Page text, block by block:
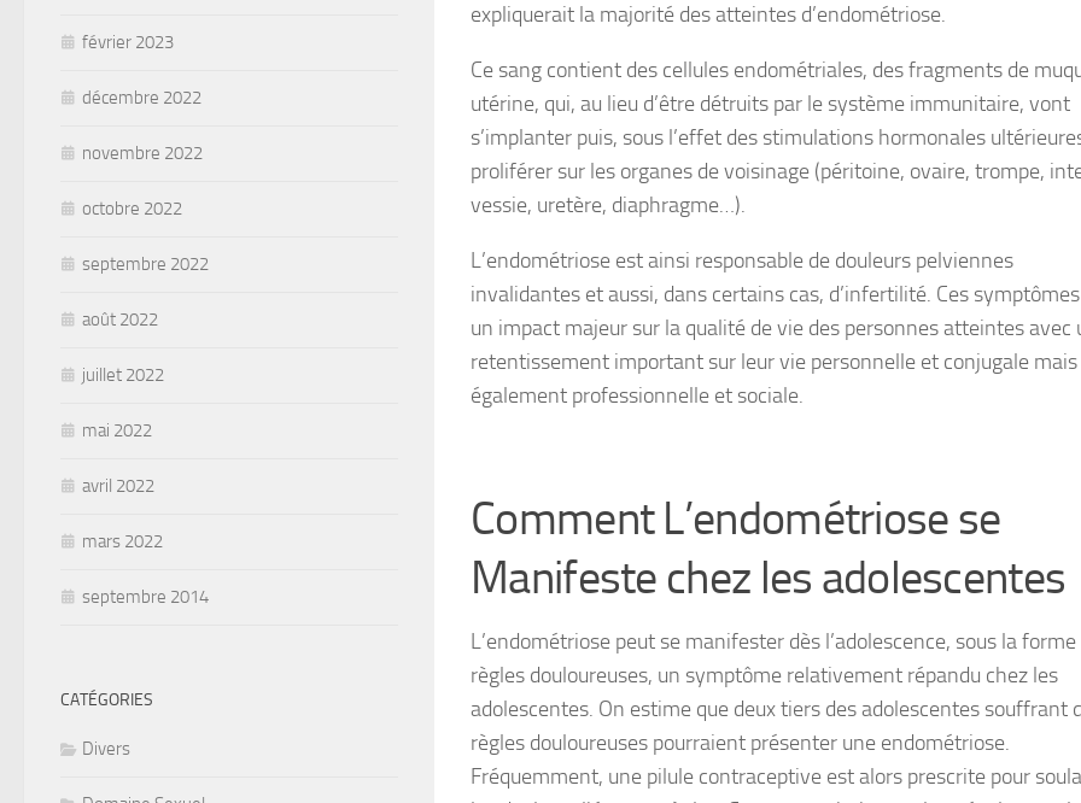
expliquerait la majorité des atteintes d’endométriose.
Ce sang contient des cellules endométriales, des fragments de
utérine, qui, au lieu d’être détruits par le système immunitaire, vont
s’implanter puis, sous l’effet des stimulations hormonales
proliférer sur les organes de voisinage (péritoine, ovaire, trompe,
vessie, uretère, diaphragme…).
L’endométriose est ainsi responsable de douleurs pelviennes
invalidantes et aussi, dans certains cas, d’infertilité. Ces
un impact majeur sur la qualité de vie des personnes atteintes avec
retentissement important sur leur vie personnelle et conjugale mais
également professionnelle et sociale.
Comment L’endométriose se
Manifeste chez les adolescentes
L’endométriose peut se manifester dès l’adolescence, sous la forme
règles douloureuses, un symptôme relativement répandu chez les
adolescentes. On estime que deux tiers des adolescentes souffrant
règles douloureuses pourraient présenter une endométriose.
Fréquemment, une pilule contraceptive est alors prescrite pour
février 2023
décembre 2022
novembre 2022
octobre 2022
septembre 2022
août 2022
juillet 2022
mai 2022
avril 2022
mars 2022
septembre 2014
CATÉGORIES
Divers